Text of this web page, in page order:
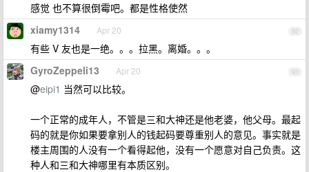
感觉 也不算很倒霉吧。都是性格使然
92
xiamy1314 Apr 20
有些 V 友也是一绝。。。拉黑。离婚。。。
93
GyroZeppeli13 Apr 20
@eipi1 当然可以比较。
一个正常的成年人，不管是三和大神还是他老婆，他父母。最起
码的就是你如果要拿别人的钱起码要尊重别人的意见。事实就是
楼主周围的人没有一个看得起他，没有一个愿意对自己负责。这
种人和三和大神哪里有本质区别。